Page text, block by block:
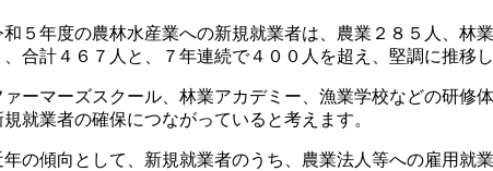
和５年度の農林水産業への新規就業者は、農業２８５人、林
、合計４６７人と、７年連続で４００人を超え、堅調に推移し
ァーマーズスクール、林業アカデミー、漁業学校などの研修
規就業者の確保につながっていると考えます。
年の傾向として、新規就業者のうち、農業法人等への雇用就